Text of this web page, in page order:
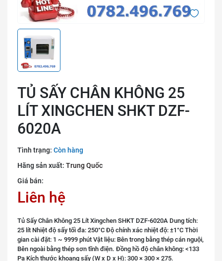
TỦ SẤY CHÂN KHÔNG 25
LÍT XINGCHEN SHKT DZF-
6020A
Tình trạng: Còn hàng
Hãng sản xuất: Trung Quốc
Giá bán:
Liên hệ
Tủ Sấy Chân Không 25 Lít Xingchen SHKT DZF-6020A Dung tích:
25 lít Nhiệt độ sấy tối đa: 250°C Độ chính xác nhiệt độ: ±1°C Thời
gian cài đặt: 1 ~ 9999 phút Vật liệu: Bên trong bằng thép cán nguội,
Bên ngoài bằng thép sơn tĩnh điện. Đồng hồ độ chân không: <133
Pa Kích thước khoang sấy (W x D x H): 300 × 300 × 275.